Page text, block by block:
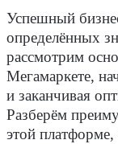
Успешный
определённых
рассмотрим
Мегамаркете,
и заканчивая
Разберём
этой платформе,